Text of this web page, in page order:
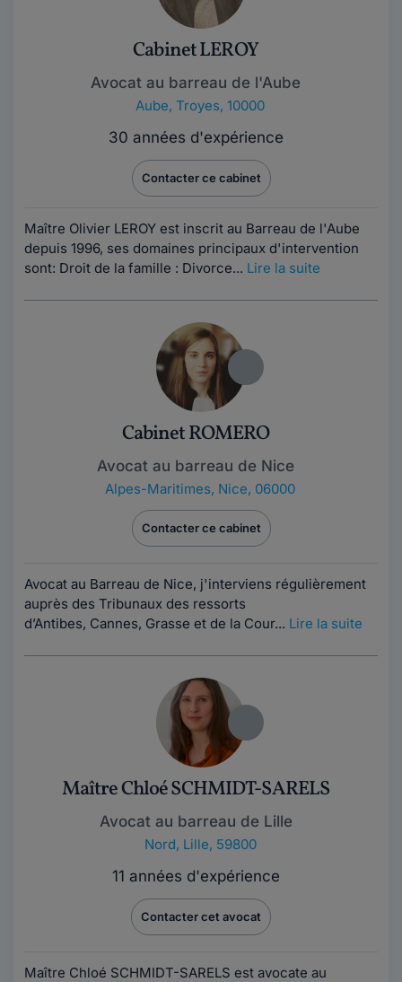
Cabinet LEROY
Avocat au barreau de l'Aube
Aube, Troyes, 10000
30 années d'expérience
Contacter ce cabinet
Maître Olivier LEROY est inscrit au Barreau de l'Aube
depuis 1996, ses domaines principaux d'intervention
sont: Droit de la famille : Divorce... Lire la suite
Cabinet ROMERO
Avocat au barreau de Nice
Alpes-Maritimes, Nice, 06000
Contacter ce cabinet
Avocat au Barreau de Nice, j'interviens régulièrement
auprès des Tribunaux des ressorts
d’Antibes, Cannes, Grasse et de la Cour... Lire la suite
Maître Chloé SCHMIDT-SARELS
Avocat au barreau de Lille
Nord, Lille, 59800
11 années d'expérience
Contacter cet avocat
Maître Chloé SCHMIDT-SARELS est avocate au